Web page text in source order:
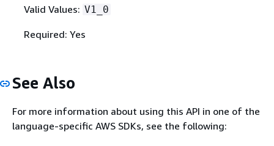
Valid Values: V1_0
Required: Yes
See Also
For more information about using this API in one of the
language-specific AWS SDKs, see the following: